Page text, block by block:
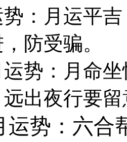
：月运平
防受骗。
势：月命
出夜行要
运势：六合